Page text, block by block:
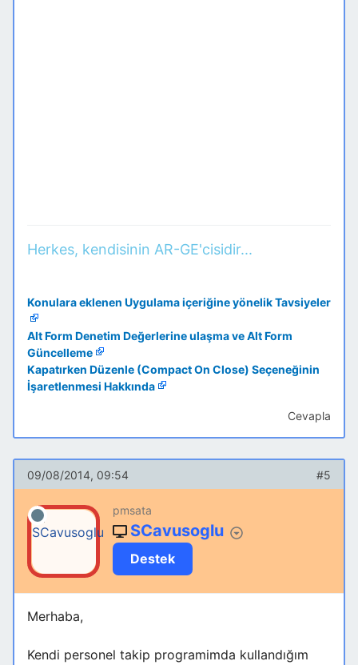
Herkes, kendisinin AR-GE'cisidir...
Konulara eklenen Uygulama içeriğine yönelik Tavsiyeler
Alt Form Denetim Değerlerine ulaşma ve Alt Form
Güncelleme
Kapatırken Düzenle (Compact On Close) Seçeneğinin
İşaretlenmesi Hakkında
Cevapla
09/08/2014, 09:54 #5
pmsata
SCavusoglu
Destek
Merhaba,
Kendi personel takip programimda kullandığım